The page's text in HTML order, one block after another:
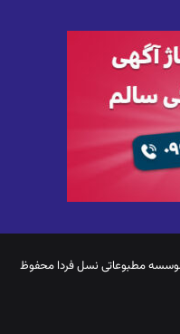
مطبوعاتی نسل فردا محفوظ